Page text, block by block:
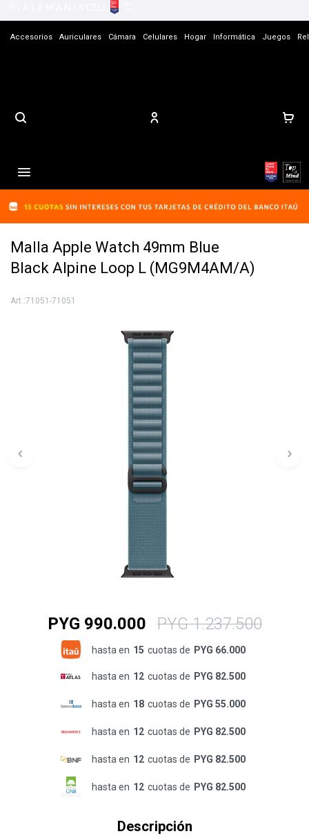
Accesorios Auriculares Cámara Celulares Hogar Informática Juegos

Malla Apple Watch 49mm Blue
Black Alpine Loop L (MG9M4AM/A)
71051-71051
PYG 990.000 PYG 1.237.500
hasta en 15 cuotas de PYG 66.000
hasta en 12 cuotas de PYG 82.500
hasta en 18 cuotas de PYG 55.000
hasta en 12 cuotas de PYG 82.500
hasta en 12 cuotas de PYG 82.500
hasta en 12 cuotas de PYG 82.500
Descripción